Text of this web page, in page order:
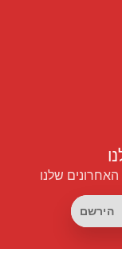
שלנו
הירשם